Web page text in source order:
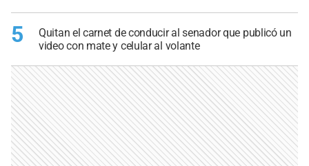
5
Quitan el carnet de conducir al senador que publicó un
video con mate y celular al volante